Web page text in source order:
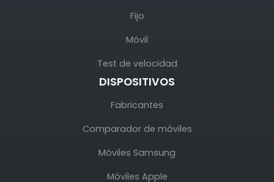
Fijo
Móvil
Test de velocidad
DISPOSITIVOS
Fabricantes
Comparador de móviles
Móviles Samsung
Móviles Apple